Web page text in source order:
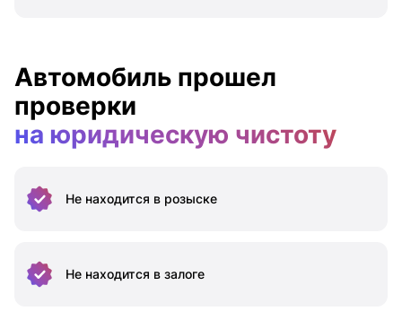
Автомобиль прошел
проверки
на юридическую чистоту
Не находится в розыске
Не находится в залоге